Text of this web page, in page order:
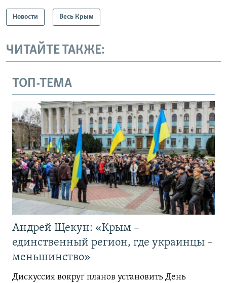
Новости Весь Крым
ЧИТАЙТЕ ТАКЖЕ:
ТОП-ТЕМА
Андрей Щекун: «Крым –
единственный регион, где украинцы –
меньшинство»
Дискуссия вокруг планов установить День